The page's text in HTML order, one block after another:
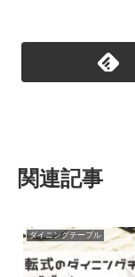
関連記事
ダイニングテーブル